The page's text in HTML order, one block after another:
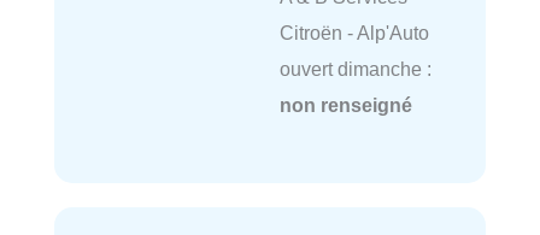
Citroën - Alp'Auto
ouvert dimanche :
non renseigné